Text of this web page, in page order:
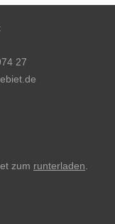
27
zum runterladen